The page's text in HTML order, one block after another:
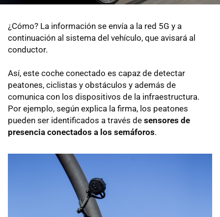
¿Cómo? La información se envía a la red 5G y a
continuación al sistema del vehículo, que avisará al
conductor.
Así, este coche conectado es capaz de detectar
peatones, ciclistas y obstáculos y además de
comunica con los dispositivos de la infraestructura.
Por ejemplo, según explica la firma, los peatones
pueden ser identificados a través de sensores de
presencia conectados a los semáforos.